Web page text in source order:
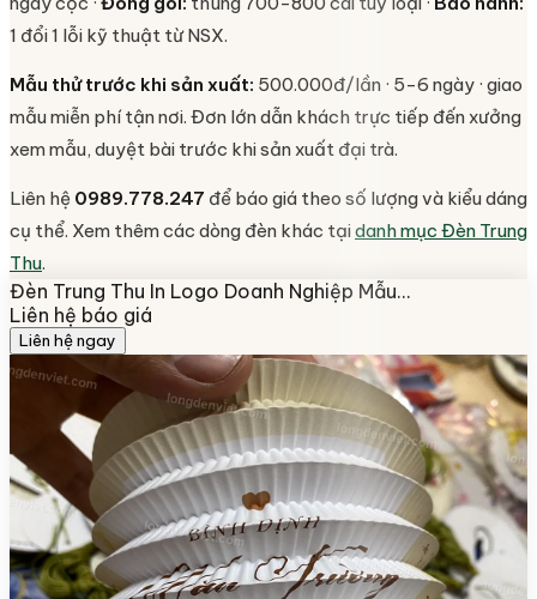
1 đổi 1 lỗi kỹ thuật từ NSX.
Mẫu thử trước khi sản xuất: 500.000đ/lần · 5-6 ngày · giao
mẫu miễn phí tận nơi. Đơn lớn dẫn khách trực tiếp đến xưởng
xem mẫu, duyệt bài trước khi sản xuất đại trà.
Liên hệ 0989.778.247 để báo giá theo số lượng và kiểu dáng
cụ thể. Xem thêm các dòng đèn khác tại danh mục Đèn Trung
Thu.
Đèn Trung Thu In Logo Doanh Nghiệp Mẫu…
Liên hệ báo giá
Liên hệ ngay